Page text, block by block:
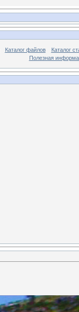
Каталог файлов
Каталог
Полезная